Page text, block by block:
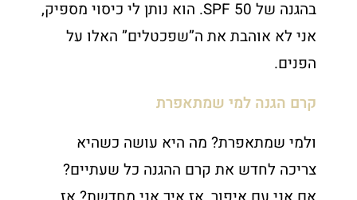
בהגנה של 50 SPF. הוא נותן לי כיסוי מספיק,
אני לא אוהבת את ה”שפכטלים” האלו על
הפנים.
קרם הגנה למי שמתאפרת
ולמי שמתאפרת? מה היא עושה כשהיא
צריכה לחדש את קרם ההגנה כל שעתיים?